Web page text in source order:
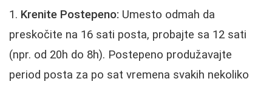
Krenite Postepeno: Umesto odmah da
preskočite na 16 sati posta, probajte sa 12 sati
(npr. od 20h do 8h). Postepeno produžavajte
period posta za po sat vremena svakih nekoliko